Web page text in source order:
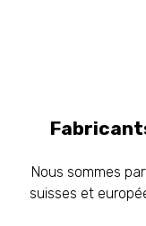
Nous sommes
suisses et